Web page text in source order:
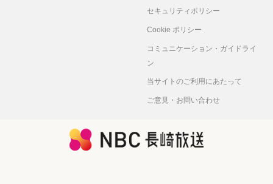
セキュリティポリシー
Cookie ポリシー
コミュニケーション・ガイドライ
ン
当サイトのご利用にあたって
ご意見・お問い合わせ